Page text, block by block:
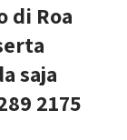
di Roa
saja
2175